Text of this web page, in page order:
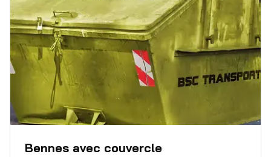
Bennes avec couvercle